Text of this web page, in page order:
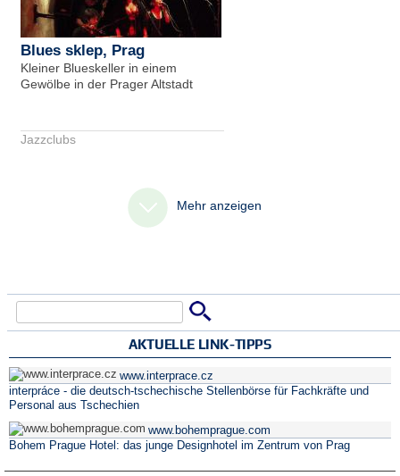
Blues sklep, Prag
Kleiner Blueskeller in einem
Gewölbe in der Prager Altstadt
Jazzclubs
Mehr anzeigen
Suchformular
AKTUELLE LINK-TIPPS
www.interprace.cz
interpráce - die deutsch-tschechische Stellenbörse für Fachkräfte und
Personal aus Tschechien
www.bohemprague.com
Bohem Prague Hotel: das junge Designhotel im Zentrum von Prag